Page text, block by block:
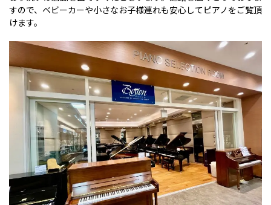
すので、ベビーカーや小さなお子様連れも安心してピアノをご覧頂
けます。